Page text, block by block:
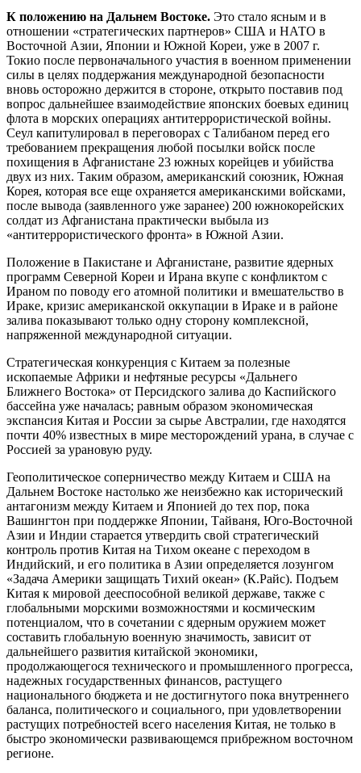
К положению на Дальнем Востоке. Это стало ясным и в
отношении «стратегических партнеров» США и НАТО в
Восточной Азии, Японии и Южной Кореи, уже в 2007 г.
Токио после первоначального участия в военном применении
силы в целях поддержания международной безопасности
вновь осторожно держится в стороне, открыто поставив под
вопрос дальнейшее взаимодействие японских боевых единиц
флота в морских операциях антитеррористической войны.
Сеул капитулировал в переговорах с Талибаном перед его
требованием прекращения любой посылки войск после
похищения в Афганистане 23 южных корейцев и убийства
двух из них. Таким образом, американский союзник, Южная
Корея, которая все еще охраняется американскими войсками,
после вывода (заявленного уже заранее) 200 южнокорейских
солдат из Афганистана практически выбыла из
«антитеррористического фронта» в Южной Азии.
Положение в Пакистане и Афганистане, развитие ядерных
программ Северной Кореи и Ирана вкупе с конфликтом с
Ираном по поводу его атомной политики и вмешательство в
Ираке, кризис американской оккупации в Ираке и в районе
залива показывают только одну сторону комплексной,
напряженной международной ситуации.
Стратегическая конкуренция с Китаем за полезные
ископаемые Африки и нефтяные ресурсы «Дальнего
Ближнего Востока» от Персидского залива до Каспийского
бассейна уже началась; равным образом экономическая
экспансия Китая и России за сырье Австралии, где находятся
почти 40% известных в мире месторождений урана, в случае с
Россией за урановую руду.
Геополитическое соперничество между Китаем и США на
Дальнем Востоке настолько же неизбежно как исторический
антагонизм между Китаем и Японией до тех пор, пока
Вашингтон при поддержке Японии, Тайваня, Юго-Восточной
Азии и Индии старается утвердить свой стратегический
контроль против Китая на Тихом океане с переходом в
Индийский, и его политика в Азии определяется лозунгом
«Задача Америки защищать Тихий океан» (К.Райс). Подъем
Китая к мировой дееспособной великой державе, также с
глобальными морскими возможностями и космическим
потенциалом, что в сочетании с ядерным оружием может
составить глобальную военную значимость, зависит от
дальнейшего развития китайской экономики,
продолжающегося технического и промышленного прогресса,
надежных государственных финансов, растущего
национального бюджета и не достигнутого пока внутреннего
баланса, политического и социального, при удовлетворении
растущих потребностей всего населения Китая, не только в
быстро экономически развивающемся прибрежном восточном
регионе.